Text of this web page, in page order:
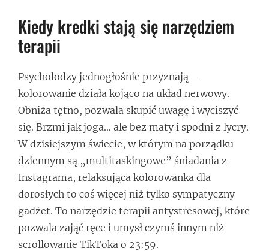
Kiedy kredki stają się narzędziem
terapii
Psycholodzy jednogłośnie przyznają –
kolorowanie działa kojąco na układ nerwowy.
Obniża tętno, pozwala skupić uwagę i wyciszyć
się. Brzmi jak joga… ale bez maty i spodni z lycry.
W dzisiejszym świecie, w którym na porządku
dziennym są „multitaskingowe” śniadania z
Instagrama, relaksująca kolorowanka dla
dorosłych to coś więcej niż tylko sympatyczny
gadżet. To narzędzie terapii antystresowej, które
pozwala zająć ręce i umysł czymś innym niż
scrollowanie TikToka o 23:59.